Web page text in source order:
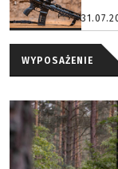
WYPOSAŻENIE